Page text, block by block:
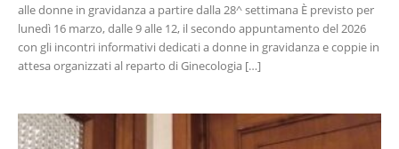
alle donne in gravidanza a partire dalla 28^ settimana È previsto per
lunedì 16 marzo, dalle 9 alle 12, il secondo appuntamento del 2026
con gli incontri informativi dedicati a donne in gravidanza e coppie in
attesa organizzati al reparto di Ginecologia […]